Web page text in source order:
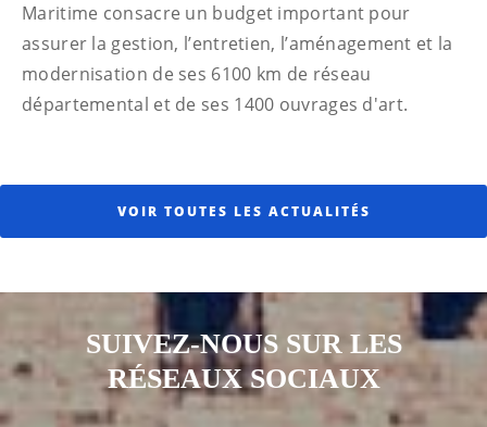
Maritime consacre un budget important pour
assurer la gestion, l’entretien, l’aménagement et la
modernisation de ses 6100 km de réseau
départemental et de ses 1400 ouvrages d'art.
VOIR TOUTES LES ACTUALITÉS
SUIVEZ-NOUS SUR LES
RÉSEAUX SOCIAUX